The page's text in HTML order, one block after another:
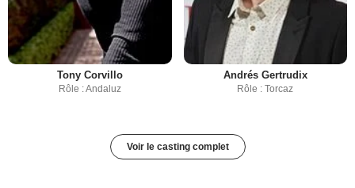
Tony Corvillo
Rôle : Andaluz
Andrés Gertrudix
Rôle : Torcaz
Voir le casting complet